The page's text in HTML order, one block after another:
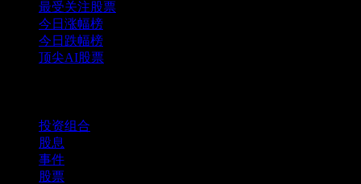
最受关注股票
今日涨幅榜
今日跌幅榜
顶尖AI股票
投资组合
股息
事件
股票